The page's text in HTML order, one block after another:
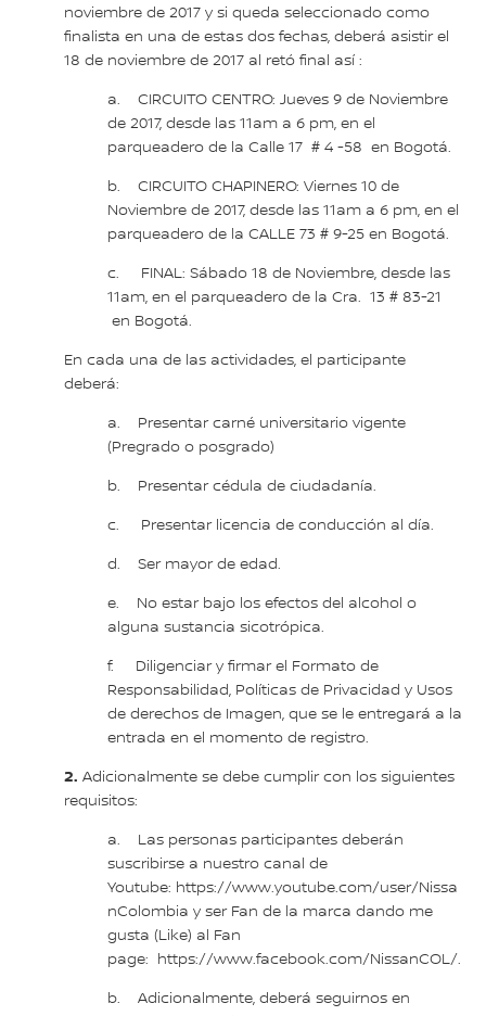
noviembre de 2017 y si queda seleccionado como
finalista en una de estas dos fechas, deberá asistir el
18 de noviembre de 2017 al retó final así :
a. CIRCUITO CENTRO: Jueves 9 de Noviembre
de 2017, desde las 11am a 6 pm, en el
parqueadero de la Calle 17 # 4 -58 en Bogotá.
b. CIRCUITO CHAPINERO: Viernes 10 de
Noviembre de 2017, desde las 11am a 6 pm, en el
parqueadero de la CALLE 73 # 9-25 en Bogotá.
c. FINAL: Sábado 18 de Noviembre, desde las
11am, en el parqueadero de la Cra. 13 # 83-21
en Bogotá.
En cada una de las actividades, el participante
deberá:
a. Presentar carné universitario vigente
(Pregrado o posgrado)
b. Presentar cédula de ciudadanía.
c. Presentar licencia de conducción al día.
d. Ser mayor de edad.
e. No estar bajo los efectos del alcohol o
alguna sustancia sicotrópica.
f. Diligenciar y firmar el Formato de
Responsabilidad, Políticas de Privacidad y Usos
de derechos de Imagen, que se le entregará a la
entrada en el momento de registro.
2. Adicionalmente se debe cumplir con los siguientes
requisitos:
a. Las personas participantes deberán
suscribirse a nuestro canal de
Youtube: https://www.youtube.com/user/Nissa
nColombia y ser Fan de la marca dando me
gusta (Like) al Fan
page: https://www.facebook.com/NissanCOL/.
b. Adicionalmente, deberá seguirnos en